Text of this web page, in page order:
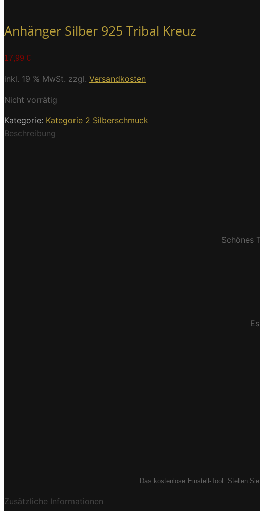
Anhänger Silber 925 Tribal Kreuz
17,99 €
inkl. 19 % MwSt. zzgl. Versandkosten
Nicht vorrätig
Kategorie: Kategorie 2 Silberschmuck
Beschreibung
Schönes
Das kostenlose Einstell-Tool. Stellen
Zusätzliche Informationen